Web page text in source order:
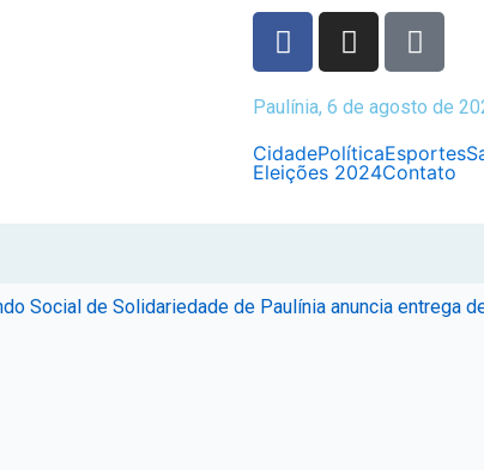
Paulínia, 6 de agosto de
CidadePolíticaEsportes
Eleições 2024Contato
Social de Solidariedade de Paulínia anuncia entrega